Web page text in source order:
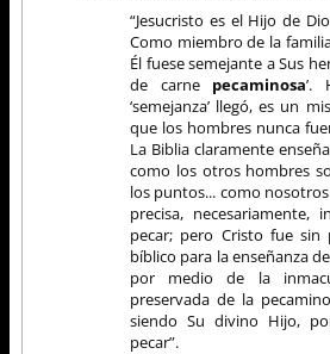
“Jesucristo es el Hijo de
Como miembro de la
Él fuese semejante a Sus
de carne pecaminosa’.
‘semejanza’ llegó, es un
que los hombres nunca
La Biblia claramente
como los otros hombres
los puntos... como
precisa, necesariamente,
pecar; pero Cristo fue sin
bíblico para la enseñanza
por medio de la
preservada de la
siendo Su divino Hijo,
pecar”.